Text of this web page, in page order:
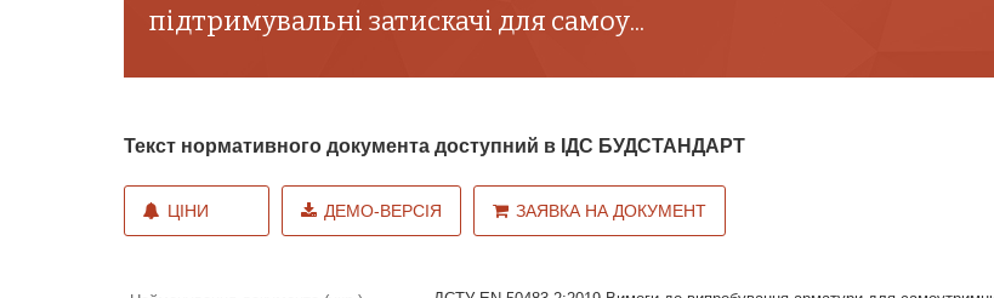
підтримувальні затискачі для самоу...
Текст нормативного документа доступний в ІДС БУДСТАНДАРТ
ЦІНИ ДЕМО-ВЕРСІЯ ЗАЯВКА НА ДОКУМЕНТ